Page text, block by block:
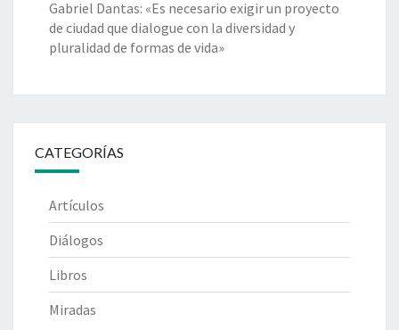
Gabriel Dantas: «Es necesario exigir un proyecto
de ciudad que dialogue con la diversidad y
pluralidad de formas de vida»
CATEGORÍAS
Artículos
Diálogos
Libros
Miradas